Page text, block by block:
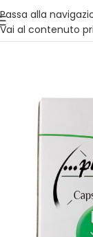
Passa alla
Vai al contenuto
Vuoi